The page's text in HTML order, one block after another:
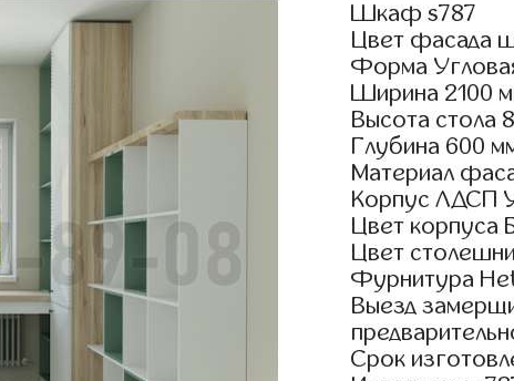
Шкаф s787
Цвет фасада
Форма
Ширина 2100
Высота стола
Глубина 600
Материал
Корпус ЛДСП
Цвет корпуса
Цвет
Фурнитура
Выезд
Срок